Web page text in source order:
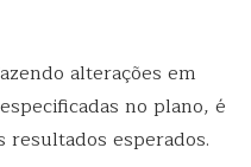
alterações em
no plano, é
esperados.